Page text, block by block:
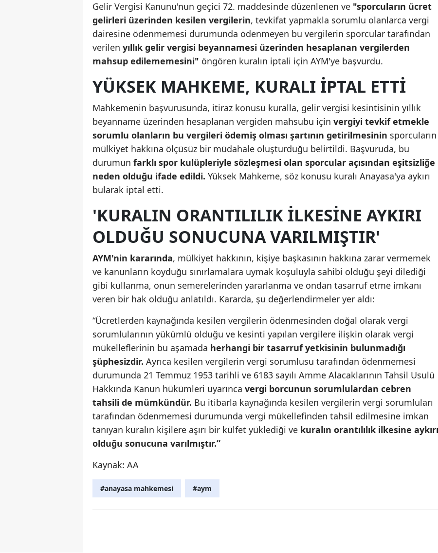
Gaziantep
Giresun
Gümüşhane
Hakkari
Hatay
Isparta
İstanbul
Kastamonu
Kayseri
Kırşehir
Kocaeli
Kütahya
Malatya
Manisa
Kahramanmaraş
Muğla
Gelir Vergisi Kanunu'nun geçici 72. maddesinde düzenlenen ve "sporcuların ücret
gelirleri üzerinden kesilen vergilerin, tevkifat yapmakla sorumlu olanlarca vergi
dairesine ödenmemesi durumunda ödenmeyen bu vergilerin sporcular tarafından
verilen yıllık gelir vergisi beyannamesi üzerinden hesaplanan vergilerden
mahsup edilememesini" öngören kuralın iptali için AYM'ye başvurdu.
YÜKSEK MAHKEME, KURALI IPTAL ETTI
Mahkemenin başvurusunda, itiraz konusu kuralla, gelir vergisi kesintisinin yıllık
beyanname üzerinden hesaplanan vergiden mahsubu için vergiyi tevkif etmekle
sorumlu olanların bu vergileri ödemiş olması şartının getirilmesinin sporcuların
mülkiyet hakkına ölçüsüz bir müdahale oluşturduğu belirtildi. Başvuruda, bu
durumun farklı spor kulüpleriyle sözleşmesi olan sporcular açısından eşitsizliğe
neden olduğu ifade edildi. Yüksek Mahkeme, söz konusu kuralı Anayasa'ya aykırı
bularak iptal etti.
'KURALIN ORANTILILIK ILKESINE AYKIRI
OLDUĞU SONUCUNA VARILMIŞTIR'
AYM'nin kararında, mülkiyet hakkının, kişiye başkasının hakkına zarar vermemek
ve kanunların koyduğu sınırlamalara uymak koşuluyla sahibi olduğu şeyi dilediği
gibi kullanma, onun semerelerinden yararlanma ve ondan tasarruf etme imkanı
veren bir hak olduğu anlatıldı. Kararda, şu değerlendirmeler yer aldı:
“Ücretlerden kaynağında kesilen vergilerin ödenmesinden doğal olarak vergi
sorumlularının yükümlü olduğu ve kesinti yapılan vergilere ilişkin olarak vergi
mükelleflerinin bu aşamada herhangi bir tasarruf yetkisinin bulunmadığı
şüphesizdir. Ayrıca kesilen vergilerin vergi sorumlusu tarafından ödenmemesi
durumunda 21 Temmuz 1953 tarihli ve 6183 sayılı Amme Alacaklarının Tahsil Usulü
Hakkında Kanun hükümleri uyarınca vergi borcunun sorumlulardan cebren
tahsili de mümkündür. Bu itibarla kaynağında kesilen vergilerin vergi sorumluları
tarafından ödenmemesi durumunda vergi mükellefinden tahsil edilmesine imkan
tanıyan kuralın kişilere aşırı bir külfet yüklediği ve kuralın orantılılık ilkesine aykırı
olduğu sonucuna varılmıştır.”
Kaynak: AA
#anayasa mahkemesi #aym